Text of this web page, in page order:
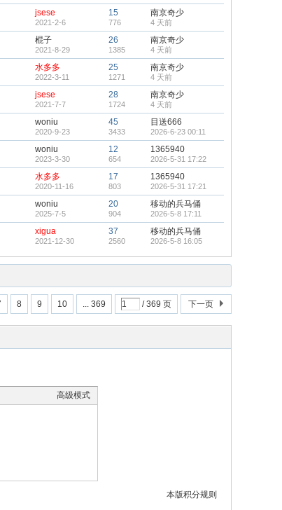
jsese
2021-2-6
15
776
南京奇少
4 天前
棍子
2021-8-29
26
1385
南京奇少
4 天前
水多多
2022-3-11
25
1271
南京奇少
4 天前
jsese
2021-7-7
28
1724
南京奇少
4 天前
woniu
2020-9-23
45
3433
目送666
2026-6-23 00:11
woniu
2023-3-30
12
654
1365940
2026-5-31 17:22
水多多
2020-11-16
17
803
1365940
2026-5-31 17:21
woniu
2025-7-5
20
904
移动的兵马俑
2026-5-8 17:11
xigua
2021-12-30
37
2560
移动的兵马俑
2026-5-8 16:05
8 9 10 ... 369 / 369 页 下一页
高级模式
本版积分规则